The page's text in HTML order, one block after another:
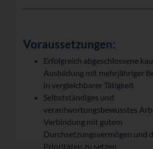
Voraussetzungen:
Erfolgreich abgeschlossene
Ausbildung mit mehrjähriger
in vergleichbarer Tätigkeit
Selbstständiges und
verantwortungsbewusstes
Verbindung mit gutem
Durchsetzungsvermögen und
Prioritäten zu setzen